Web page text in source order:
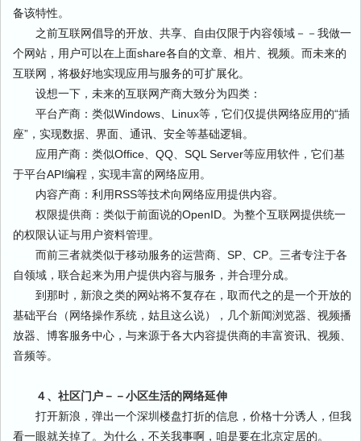
备该特性。
之前互联网倡导的开放、共享、自由仅限于内容领域－－我做一
个网站，用户可以在上面share各自的文章、相片、视频。而未来的
互联网，将极好地实现应用与服务的可扩展化。
设想一下，未来的互联网产商大致分为四类：
平台产商：类似Windows、Linux等，它们仅提供网络应用的“插
座”，实现数据、界面、通讯、安全等基础逻辑。
应用产商：类似Office、QQ、SQL Server等应用软件，它们基
于平台API编程，实现丰富的网络应用。
内容产商：利用RSS等技术向网络应用提供内容。
权限提供商：类似于前面说的OpenID。为整个互联网提供统一
的权限认证与用户资料管理。
而前三者就类似于移动服务的运营商、SP、CP。三者专注于各
自领域，联合起来为用户提供内容与服务，并合理分成。
到那时，新浪之类的网站将不复存在，取而代之的是一个开放的
基础平台（网络操作系统，姑且这么说），几个新闻浏览器、视频播
放器、博客服务中心，与来源于各大内容提供商的丰富资讯、视频、
音频等。
４、社区门户－－小区生活的网络延伸
打开新浪，弹出一个深圳楼盘打折的信息，价格十分诱人，但我
看一眼就关掉了。为什么，不关我事啊，咱是要在北京定居的。